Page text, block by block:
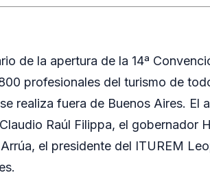
de la apertura de la 14ª
profesionales del turismo de
realiza fuera de Buenos Aires. El
Raúl Filippa, el gobernador
el presidente del ITUREM